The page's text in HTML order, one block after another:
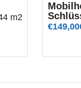
m2
€